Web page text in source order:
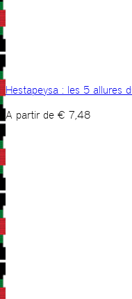
Hestapeysa : les 5 allures
A partir de € 7,48